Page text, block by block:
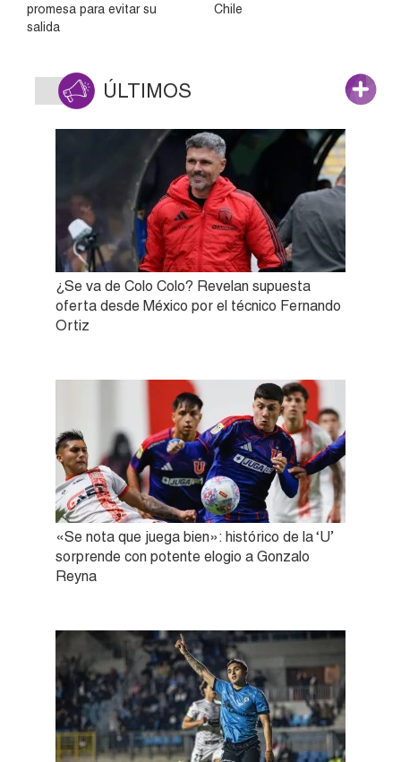
promesa para evitar su
salida
Chile
ÚLTIMOS
¿Se va de Colo Colo? Revelan supuesta
oferta desde México por el técnico Fernando
Ortiz
«Se nota que juega bien»: histórico de la ‘U’
sorprende con potente elogio a Gonzalo
Reyna